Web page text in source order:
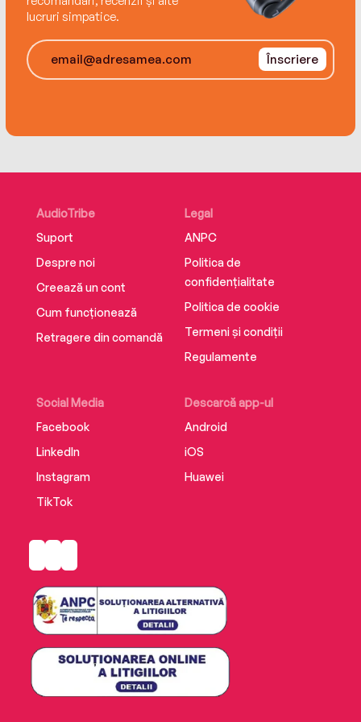
lucruri simpatice.
Înscriere
AudioTribe
Suport
Despre noi
Creează un cont
Cum funcționează
Retragere din comandă
Social Media
Facebook
LinkedIn
Instagram
TikTok
Descarcă app-ul
Android
iOS
Huawei
Legal
ANPC
Politica de
confidențialitate
Politica de cookie
Termeni și condiții
Regulamente